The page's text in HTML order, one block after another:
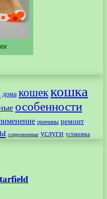
дома кошеккошка
особенности
причины ремонт
современные услуги установка